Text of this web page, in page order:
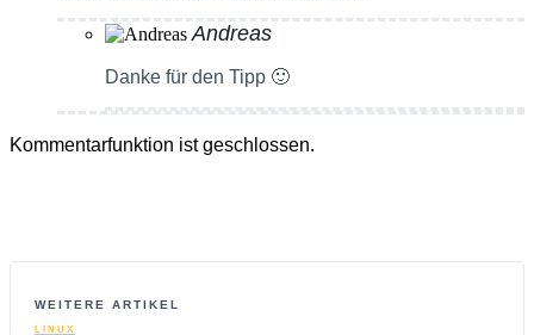
Andreas
Danke für den Tipp 🙂
Kommentarfunktion ist geschlossen.
WEITERE ARTIKEL
LINUX